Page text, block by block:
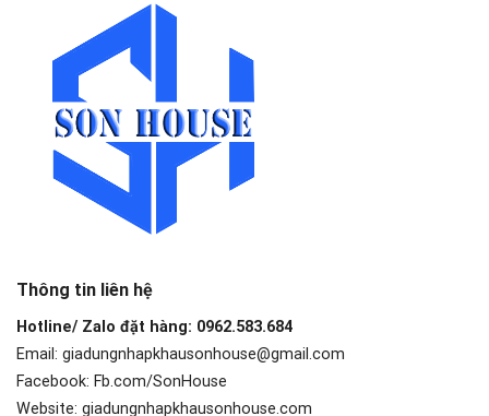
Thông tin liên hệ
Hotline/ Zalo đặt hàng: 0962.583.684
Email: giadungnhapkhausonhouse@gmail.com
Facebook: Fb.com/SonHouse
Website: giadungnhapkhausonhouse.com